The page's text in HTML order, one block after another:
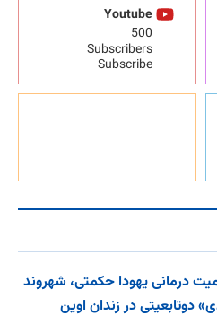
Youtube
500
Subscribers
Subscribe
درمانی یهودا حکمتی، شهروند
دوتابعیتی در زندان اوین